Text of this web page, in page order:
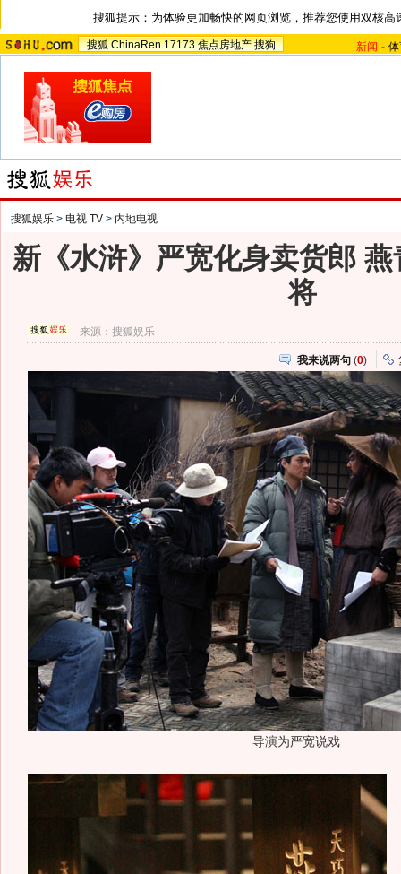
搜狐提示：为体验更加畅快的网页浏览，推荐您使用双核高
搜狐 ChinaRen 17173 焦点房地产 搜狗 新闻 -
搜狐娱乐 > 电视 TV > 内地电视
新《水浒》严宽化身卖货郎
将
来源：搜狐娱乐
我来说两句 (0)
导演为严宽说戏